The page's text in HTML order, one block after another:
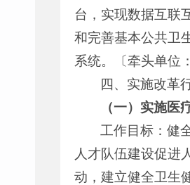
台，实现数据互联
和完善基本公共卫
系统。〔牵头单位
四、实施改革
（一）实施医
工作目标：健
人才队伍建设促进
动，建立健全卫生